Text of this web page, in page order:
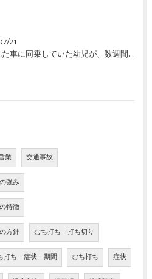
21
追突された車に同乗していた幼児が、数週間の経過観察の後、裁判所の基準で人損の賠償金を獲得した事案｜たおく法律事務所
業 交通事故
強み
特徴
方針 むち打ち 打ち切り
打ち 症状 期間 むち打ち 症状